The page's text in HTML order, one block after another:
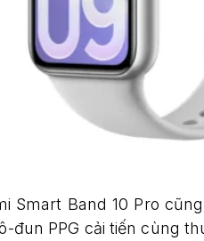
Smart Band 10 Pro
đun PPG cải tiến cùng